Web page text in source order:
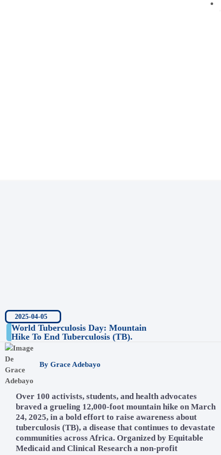
2025-04-05
World Tuberculosis Day: Mountain
Hike To End Tuberculosis (TB).
By Grace Adebayo
Over 100 activists, students, and health advocates
braved a grueling 12,000-foot mountain hike on March
24, 2025, in a bold effort to raise awareness about
tuberculosis (TB), a disease that continues to devastate
communities across Africa. Organized by Equitable
Medicaid and Clinical Research a non-profit